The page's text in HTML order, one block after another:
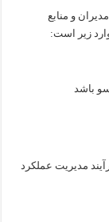
و منابع
زیر است:
باشد
مدیریت عملکرد